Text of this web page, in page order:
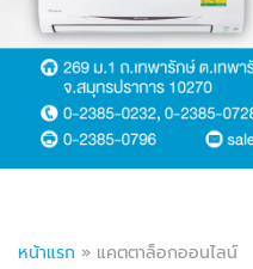
หน้าแรก » แคตตาล็อกออนไลน์